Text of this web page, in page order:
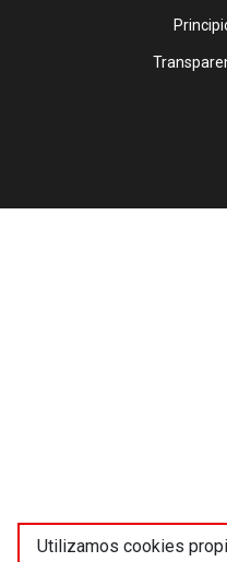
Utilizamos cookies